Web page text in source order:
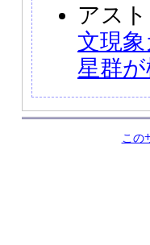
アス
文現
星群
この